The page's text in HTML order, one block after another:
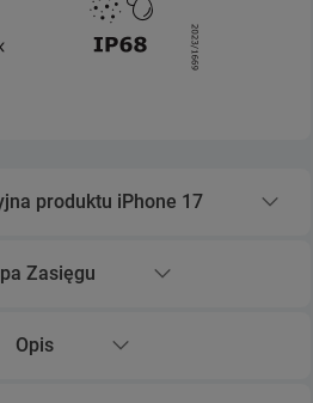
produktu iPhone 17
informacyjna produktu iPhone
Zasięgu
sekcję Mapa Zasięgu
Opis
Rozwiń sekcję Opis